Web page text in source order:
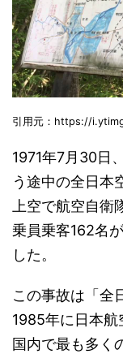
引用元：https://
1971年7月30日
う途中の全日本
上空で航空自衛
乗員乗客162名
した。
この事故は「全
1985年に日本航
国内で最も多く